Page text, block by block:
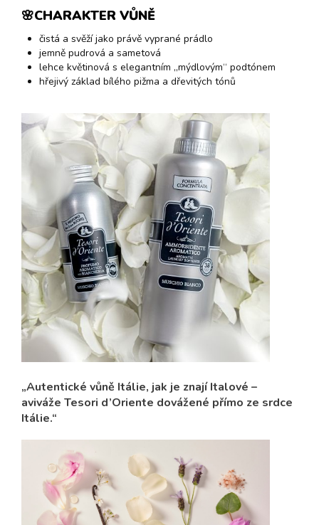
🌸CHARAKTER VŮNĚ
čistá a svěží jako právě vyprané prádlo
jemně pudrová a sametová
lehce květinová s elegantním „mýdlovým“ podtónem
hřejivý základ bílého pižma a dřevitých tónů
„Autentické vůně Itálie, jak je znají Italové –
aviváže Tesori d’Oriente dovážené přímo ze srdce
Itálie.“